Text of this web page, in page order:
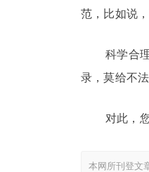
范，比如说
科学合
录，莫给不
对此，
本网所刊登文